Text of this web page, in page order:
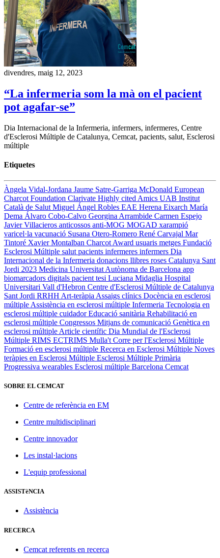
divendres, maig 12, 2023
“La infermeria som la mà on el pacient
pot agafar-se”
Dia Internacional de la Infermeria, infermers, infermeres, Centre
d'Esclerosi Múltiple de Catalunya, Cemcat, pacients, salut, Esclerosi
múltiple
Etiquetes
Àngela Vidal-Jordana Jaume Satre-Garriga McDonald European
Charcot Foundation Clarivate Highly cited Amics UAB Institut
Català de Salut Miguel Ángel Robles EAE Herena Eixarch María
Dema Álvaro Cobo-Calvo Georgina Arrambide Carmen Espejo
Javier Villacieros anticossos anti-MOG MOGAD xarampió
varicel·la vacunació Susana Otero-Romero René Carvajal Mar
Tintoré Xavier Montalban Charcot Award usuaris metges Fundació
Esclerosi Múltiple salut pacients infermeres infermers Dia
Internacional de la Infermeria donacions llibres roses Catalunya Sant
Jordi 2023 Medicina Universitat Autònoma de Barcelona app
biomarcadors digitals pacient tesi Luciana Midaglia Hospital
Universitari Vall d'Hebron Centre d'Esclerosi Múltiple de Catalunya
Sant Jordi RRHH Art-teràpia Assaigs clínics Docència en esclerosi
múltiple Assistència en esclerosi múltiple Infermeria Tecnologia en
esclerosi múltiple cuidadorEducació sanitària Rehabilitació en
esclerosi múltiple Congressos Mitjans de comunicació Genètica en
esclerosi múltiple Article científic Dia Mundial de l'Esclerosi
Múltiple RIMS ECTRIMS Mulla't Corre per l'Esclerosi Múltiple
Formació en esclerosi múltiple Recerca en Esclerosi Múltiple Noves
teràpies en Esclerosi Múltiple Esclerosi Múltiple Primària
Progressiva wearables Esclerosi múltiple Barcelona Cemcat
SOBRE EL CEMCAT
Centre de referència en EM
Centre multidisciplinari
Centre innovador
Les instal·lacions
L'equip professional
ASSISTèNCIA
Assistència
RECERCA
Cemcat referents en recerca